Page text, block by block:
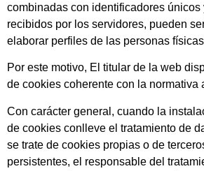
combinadas con identificadores únicos
recibidos por los servidores, pueden
elaborar perfiles de las personas
Por este motivo, El titular de la web
de cookies coherente con la normativa
Con carácter general, cuando la
de cookies conlleve el tratamiento de
se trate de cookies propias o de
persistentes, el responsable del